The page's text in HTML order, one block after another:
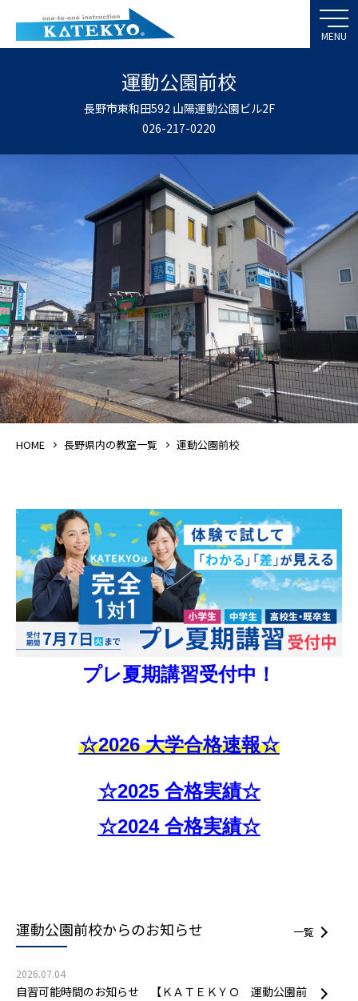
運動公園前校
長野市東和田592 山陽運動公園ビル2F
026-217-0220
HOME 長野県内の教室一覧 運動公園前校
プレ夏期講習受付中！
☆2026 大学合格速報☆
☆2025 合格実績☆
☆2024 合格実績☆
運動公園前校からのお知らせ
2026.07.04
自習可能時間のお知らせ 【ＫＡＴＥＫＹＯ 運動公園前
一覧